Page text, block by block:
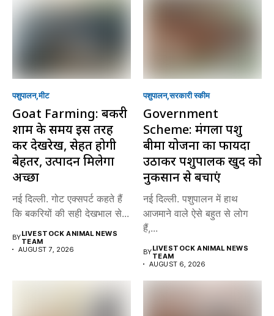
पशुपालन मीट
Goat Farming: बकरी
शाम के समय इस तरह
करें देखरेख, सेहत होगी
बेहतर, उत्पादन मिलेगा
अच्छा
नई दिल्ली. गोट एक्सपर्ट कहते हैं
कि बकरियों की सही देखभाल से...
BYLIVESTOCK ANIMAL NEWS
TEAM
AUGUST 7, 2026
पशुपालन सरकारी स्की‍म
Government
Scheme: मंगला पशु
बीमा योजना का फायदा
उठाकर पशुपालक खुद को
नुकसान से बचाएं
नई दिल्ली. पशुपालन में हाथ
आजमाने वाले ऐसे बहुत से लोग
हैं,...
BYLIVESTOCK ANIMAL NEWS
TEAM
AUGUST 6, 2026